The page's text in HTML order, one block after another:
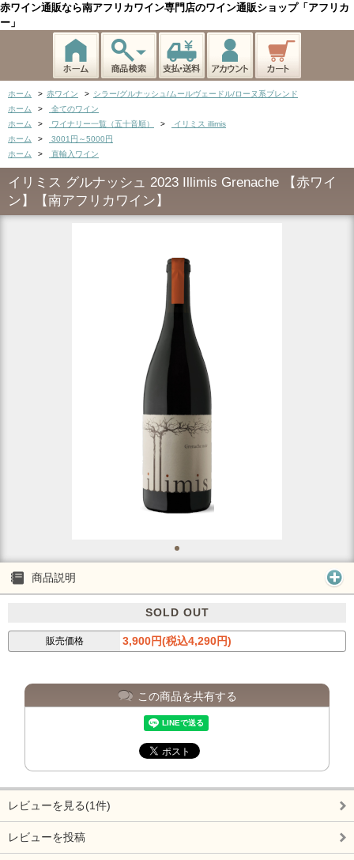
赤ワイン通販なら南アフリカワイン専門店のワイン通販ショップ「アフリカ
ー」
ホーム > 赤ワイン > シラー/グルナッシュ/ムールヴェードル/ローヌ系ブレンド
ホーム
>
全てのワイン
ホーム
> ワイナリー一覧（五十音順） >
イリミス illimis
ホーム
>
3001円～5000円
ホーム
> 直輸入ワイン
イリミス グルナッシュ 2023 Illimis Grenache 【赤ワイ
ン】【南アフリカワイン】
商品説明
SOLD OUT
販売価格 3,900円(税込4,290円)
この商品を共有する
レビューを見る(1件)
レビューを投稿